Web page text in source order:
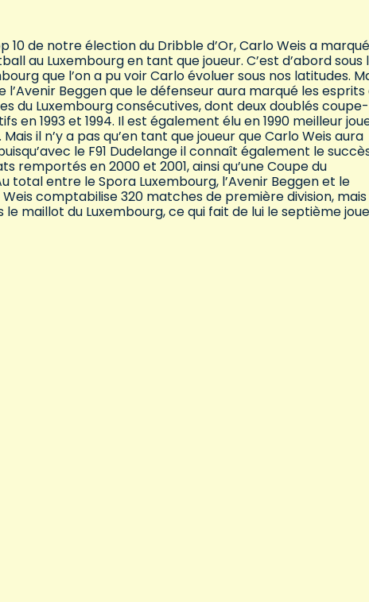
10 de notre élection du Dribble d’Or, Carlo Weis a marqué
au Luxembourg en tant que joueur. C’est d’abord sous
que l’on a pu voir Carlo évoluer sous nos latitudes.
l’Avenir Beggen que le défenseur aura marqué les esprits
du Luxembourg consécutives, dont deux doublés coupe-
en 1993 et 1994. Il est également élu en 1990 meilleur
il n’y a pas qu’en tant que joueur que Carlo Weis aura
le F91 Dudelange il connaît également le
remportés en 2000 et 2001, ainsi qu’une Coupe du
total entre le Spora Luxembourg, l’Avenir Beggen et le
comptabilise 320 matches de première division, mais
le maillot du Luxembourg, ce qui fait de lui le septième